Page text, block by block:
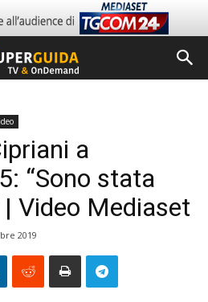
a
“Sono stata
Video Mediaset
2019